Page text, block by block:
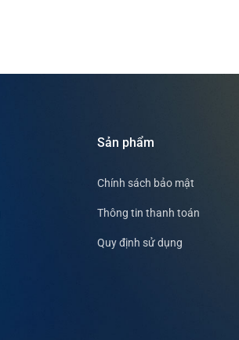
Sản phẩm
Chính sách bảo mật
Thông tin thanh toán
Quy định sử dụng